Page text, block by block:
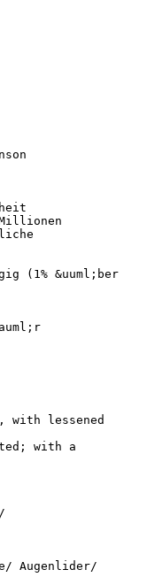
(1% &uuml;ber
with lessened
with a
Augenlider/